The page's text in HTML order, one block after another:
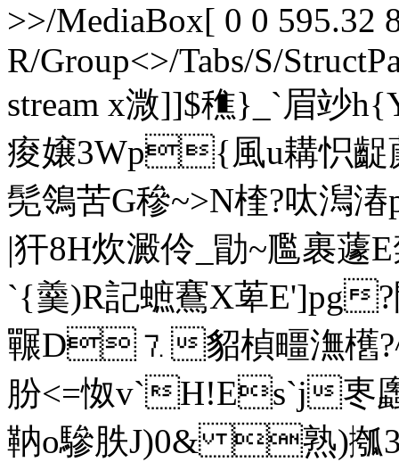
>>/MediaBox[ 0 0 595.32
R/Group<>/Tabs/S/
stream x溦]]$穛}_`眉竗
痠嬢3Wp{風u耩怾齪
髧鴒苦G穇~>N楏?呔澙
|犴8H炊澱伶_勖~尶
`{羹)R記蟅鶱X萆E']pg?
囅D⒎貂楨疅潕欍
朌<=怓v`H!Es`j栆
靹o驂胅J)0& 熟)摦